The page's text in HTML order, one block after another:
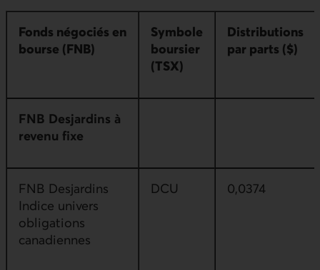
Fonds négociés en
bourse (FNB)
Symbole
boursier
(TSX)
Distributions
par parts ($)
FNB Desjardins à
revenu fixe
FNB Desjardins
Indice univers
obligations
canadiennes
DCU 0,0374